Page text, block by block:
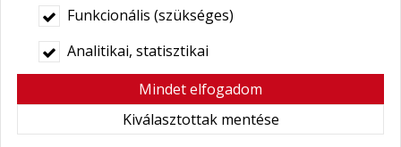
Bébihordozó
Ülésmagasító
Hólánc
Wifi
Mobiltelefon
Funkcionális (szükséges)
Analitikai, statisztikai
Mindet elfogadom
Kiválasztottak mentése